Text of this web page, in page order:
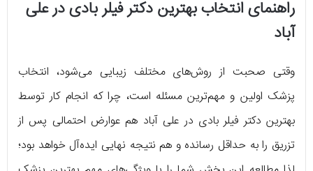
راهنمای انتخاب بهترین دکتر فیلر بادی در علی
آباد
وقتی صحبت از روش‌های مختلف زیبایی می‌شود، انتخاب
پزشک اولین و مهم‌ترین مسئله است، چرا که انجام کار توسط
بهترین دکتر فیلر بادی در علی آباد هم عوارض احتمالی پس از
تزریق را به حداقل رسانده و هم نتیجه نهایی ایده‌آل خواهد بود؛